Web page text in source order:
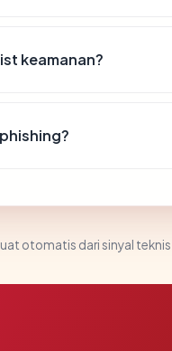
keamanan?
otomatis dari sinyal